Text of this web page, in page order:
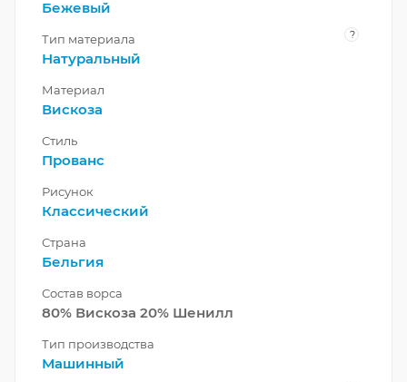
Бежевый
Тип материала ?
Натуральный
Материал
Вискоза
Стиль
Прованс
Рисунок
Классический
Страна
Бельгия
Состав ворса
80% Вискоза 20% Шенилл
Тип производства
Машинный